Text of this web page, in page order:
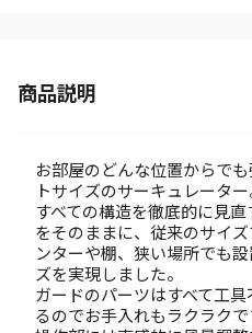
商品説明
お部屋のどんな位置からで
トサイズのサーキュレーター
すべての構造を徹底的に見
をそのままに、従来のサイ
ンターや棚、狭い場所でも
ズを実現しました。
ガードのパーツはすべて工
るのでお手入れもラクラクで